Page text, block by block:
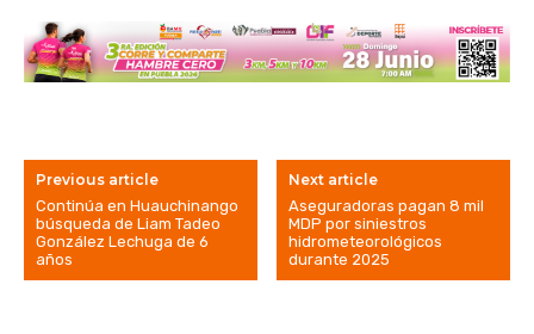
Previous article
Continúa en Huauchinango
búsqueda de Liam Tadeo
González Lechuga de 6
años
Next article
Aseguradoras pagan 8 mil
MDP por siniestros
hidrometeorológicos
durante 2025